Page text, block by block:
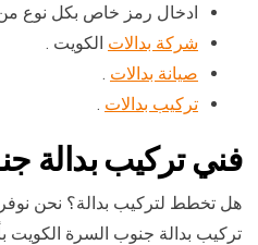
ادخال رمز خاص بكل نوع من
شركة بدالات الكويت .
صيانة بدالات .
تركيب بدالات .
فني تركيب بدالة
هل تخطط لتركيب بدالة؟ نحن
تركيب بدالة جنوب السرة